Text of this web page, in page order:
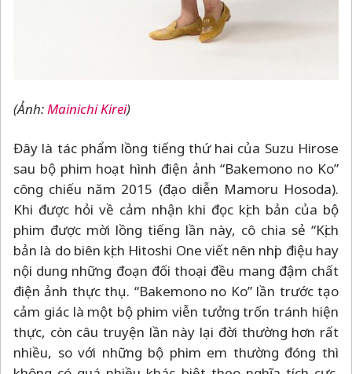
(Ảnh:Mainichi Kirei)
Đây là tác phẩm lồng tiếng thứ hai của Suzu Hirose
sau bộ phim hoạt hình điện ảnh “Bakemono no Ko”
công chiếu năm 2015 (đạo diễn Mamoru Hosoda).
Khi được hỏi về cảm nhận khi đọc kịch bản của bộ
phim được mời lồng tiếng lần này, cô chia sẻ “Kịch
bản là do biên kịch Hitoshi One viết nên nhịp điệu hay
nội dung những đoạn đối thoại đều mang đậm chất
điện ảnh thực thụ. “Bakemono no Ko” lần trước tạo
cảm giác là một bộ phim viễn tưởng trốn tránh hiện
thực, còn câu truyện lần này lại đời thường hơn rất
nhiều, so với những bộ phim em thường đóng thì